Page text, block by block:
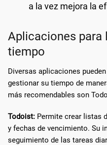
a la vez mejora la
Aplicaciones para
tiempo
Diversas aplicaciones
gestionar su tiempo de
más recomendables son
Todoist: Permite crear listas
y fechas de vencimiento. Su
seguimiento de las tareas